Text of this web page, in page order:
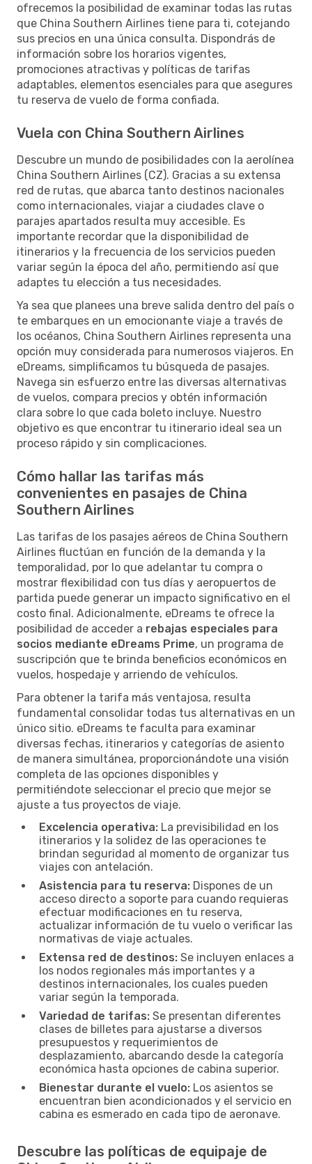
ofrecemos la posibilidad de examinar todas las rutas
que China Southern Airlines tiene para ti, cotejando
sus precios en una única consulta. Dispondrás de
información sobre los horarios vigentes,
promociones atractivas y políticas de tarifas
adaptables, elementos esenciales para que asegures
tu reserva de vuelo de forma confiada.
Vuela con China Southern Airlines
Descubre un mundo de posibilidades con la aerolínea
China Southern Airlines (CZ). Gracias a su extensa
red de rutas, que abarca tanto destinos nacionales
como internacionales, viajar a ciudades clave o
parajes apartados resulta muy accesible. Es
importante recordar que la disponibilidad de
itinerarios y la frecuencia de los servicios pueden
variar según la época del año, permitiendo así que
adaptes tu elección a tus necesidades.
Ya sea que planees una breve salida dentro del país o
te embarques en un emocionante viaje a través de
los océanos, China Southern Airlines representa una
opción muy considerada para numerosos viajeros. En
eDreams, simplificamos tu búsqueda de pasajes.
Navega sin esfuerzo entre las diversas alternativas
de vuelos, compara precios y obtén información
clara sobre lo que cada boleto incluye. Nuestro
objetivo es que encontrar tu itinerario ideal sea un
proceso rápido y sin complicaciones.
Cómo hallar las tarifas más
convenientes en pasajes de China
Southern Airlines
Las tarifas de los pasajes aéreos de China Southern
Airlines fluctúan en función de la demanda y la
temporalidad, por lo que adelantar tu compra o
mostrar flexibilidad con tus días y aeropuertos de
partida puede generar un impacto significativo en el
costo final. Adicionalmente, eDreams te ofrece la
posibilidad de acceder a rebajas especiales para
socios mediante eDreams Prime, un programa de
suscripción que te brinda beneficios económicos en
vuelos, hospedaje y arriendo de vehículos.
Para obtener la tarifa más ventajosa, resulta
fundamental consolidar todas tus alternativas en un
único sitio. eDreams te faculta para examinar
diversas fechas, itinerarios y categorías de asiento
de manera simultánea, proporcionándote una visión
completa de las opciones disponibles y
permitiéndote seleccionar el precio que mejor se
ajuste a tus proyectos de viaje.
Excelencia operativa: La previsibilidad en los
itinerarios y la solidez de las operaciones te
brindan seguridad al momento de organizar tus
viajes con antelación.
Asistencia para tu reserva: Dispones de un
acceso directo a soporte para cuando requieras
efectuar modificaciones en tu reserva,
actualizar información de tu vuelo o verificar las
normativas de viaje actuales.
Extensa red de destinos: Se incluyen enlaces a
los nodos regionales más importantes y a
destinos internacionales, los cuales pueden
variar según la temporada.
Variedad de tarifas: Se presentan diferentes
clases de billetes para ajustarse a diversos
presupuestos y requerimientos de
desplazamiento, abarcando desde la categoría
económica hasta opciones de cabina superior.
Bienestar durante el vuelo: Los asientos se
encuentran bien acondicionados y el servicio en
cabina es esmerado en cada tipo de aeronave.
Descubre las políticas de equipaje de